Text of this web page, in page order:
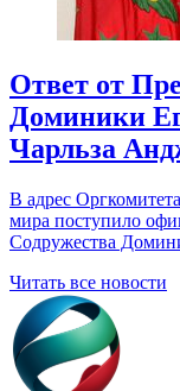
Ответ от
Доминики
Чарльза
В адрес
мира поступило
Содружества
Читать все новости